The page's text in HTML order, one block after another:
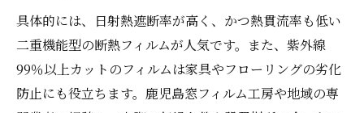
具体的には、日射熱遮断率が高く、かつ熱貫流率も低い
二重機能型の断熱フィルムが人気です。また、紫外線
99％以上カットのフィルムは家具やフローリングの劣化
防止にも役立ちます。鹿児島窓フィルム工房や地域の専